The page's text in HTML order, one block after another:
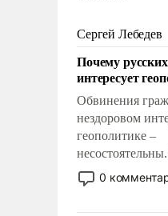
Сергей Лебедев
Почему
интересует
Обвинения
нездоровом
геополитике –
рационален и
обусловлен
0